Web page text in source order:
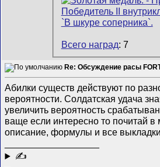
Всего наград: 7
Re: Обсуждение расы
Абилки существ действуют по
вероятности. Солдатская удача
увеличить вероятность
ваще если интересно то почитай в
описание, формулы и все
✍